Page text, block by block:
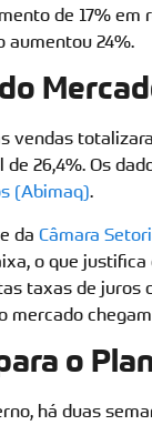
de 17% em
aumentou 24%.
vendas
26,4%. Os
(Abimaq).
da Câmara
o que
taxas de juros
mercado
o
há duas